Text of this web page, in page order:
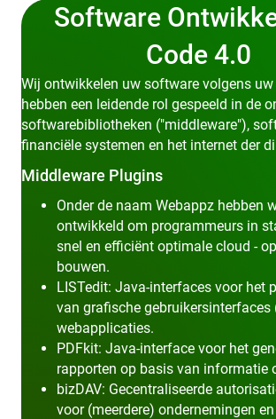
Software
Code 4.0
Wij ontwikkelen uw software volgens uw
hebben een leidende rol gespeeld in de
softwarebibliotheken ("middleware"),
financiële systemen en het internet der
Middleware Plugins
Onder de naam Webappz hebben
ontwikkeld om programmeurs in
snel en efficiënt optimale cloud -
bouwen.
LISTedit: Java-interfaces voor het
van grafische gebruikersinterfaces
webapplicaties.
PDFkit: Java-interface voor het
rapporten op basis van informatie
bizDAV: Gecentraliseerde
voor (meerdere) ondernemingen